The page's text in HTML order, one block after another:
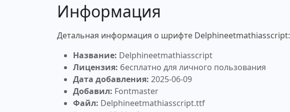
Информация
Детальная информация о шрифте Delphineetmathiasscript:
Название: Delphineetmathiasscript
Лицензия: бесплатно для личного пользования
Дата добавления: 2025-06-09
Добавил: Fontmaster
Файл: Delphineetmathiasscript.ttf